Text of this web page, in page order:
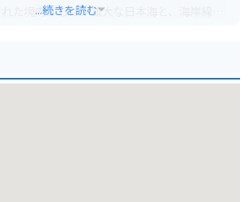
れた境内からは、雄大な日本海と、海岸線に
...続きを読む